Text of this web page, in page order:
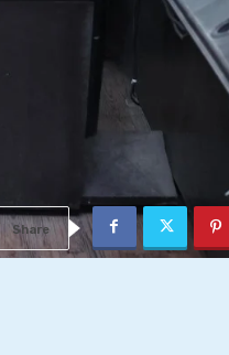
Share